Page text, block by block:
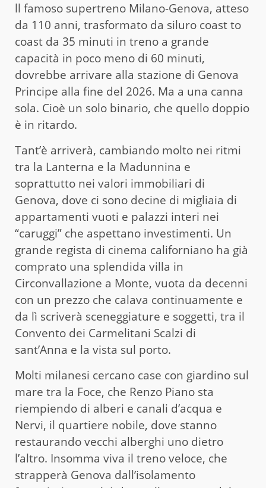
ll famoso supertreno Milano-Genova, atteso
da 110 anni, trasformato da siluro coast to
coast da 35 minuti in treno a grande
capacità in poco meno di 60 minuti,
dovrebbe arrivare alla stazione di Genova
Principe alla fine del 2026. Ma a una canna
sola. Cioè un solo binario, che quello doppio
è in ritardo.
Tant’è arriverà, cambiando molto nei ritmi
tra la Lanterna e la Madunnina e
soprattutto nei valori immobiliari di
Genova, dove ci sono decine di migliaia di
appartamenti vuoti e palazzi interi nei
“caruggi” che aspettano investimenti. Un
grande regista di cinema californiano ha già
comprato una splendida villa in
Circonvallazione a Monte, vuota da decenni
con un prezzo che calava continuamente e
da lì scriverà sceneggiature e soggetti, tra il
Convento dei Carmelitani Scalzi di
sant’Anna e la vista sul porto.
Molti milanesi cercano case con giardino sul
mare tra la Foce, che Renzo Piano sta
riempiendo di alberi e canali d’acqua e
Nervi, il quartiere nobile, dove stanno
restaurando vecchi alberghi uno dietro
l’altro. Insomma viva il treno veloce, che
strapperà Genova dall’isolamento